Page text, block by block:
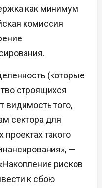
как минимум
комиссия
(которые
строящихся
видимость того,
сектора для
такого
—
рисков
к сбою